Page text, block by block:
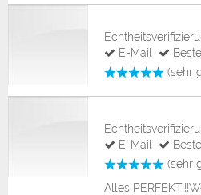
(sehr
E-Mail
(sehr
E-Mail
Alles